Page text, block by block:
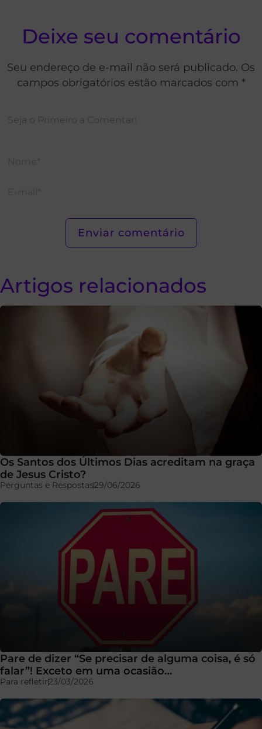
Deixe seu comentário
Seu endereço de e-mail não será publicado. Os
campos obrigatórios estão marcados com *
Artigos relacionados
Os Santos dos Últimos Dias acreditam na graça
de Jesus Cristo?
Perguntas e Respostas29/06/2026
Pare de dizer “Se precisar de alguma coisa, é só
falar”! Exceto em uma ocasião…
Para refletir23/03/2026